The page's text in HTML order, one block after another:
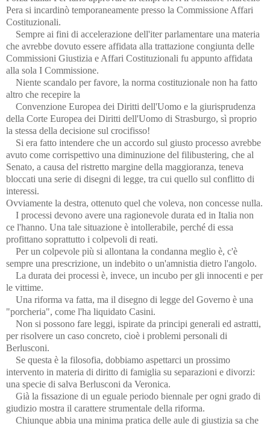
Pera si incardinò temporaneamente presso la Commissione Affari
Costituzionali.
Sempre ai fini di accelerazione dell'iter parlamentare una materia
che avrebbe dovuto essere affidata alla trattazione congiunta delle
Commissioni Giustizia e Affari Costituzionali fu appunto affidata
alla sola I Commissione.
Niente scandalo per favore, la norma costituzionale non ha fatto
altro che recepire la
Convenzione Europea dei Diritti dell'Uomo e la giurisprudenza
della Corte Europea dei Diritti dell'Uomo di Strasburgo, sì proprio
la stessa della decisione sul crocifisso!
Si era fatto intendere che un accordo sul giusto processo avrebbe
avuto come corrispettivo una diminuzione del filibustering, che al
Senato, a causa del ristretto margine della maggioranza, teneva
bloccati una serie di disegni di legge, tra cui quello sul conflitto di
interessi.
Ovviamente la destra, ottenuto quel che voleva, non concesse nulla.
I processi devono avere una ragionevole durata ed in Italia non
ce l'hanno. Una tale situazione è intollerabile, perché di essa
profittano soprattutto i colpevoli di reati.
Per un colpevole più si allontana la condanna meglio è, c'è
sempre una prescrizione, un indebito o un'amnistia dietro l'angolo.
La durata dei processi è, invece, un incubo per gli innocenti e per
le vittime.
Una riforma va fatta, ma il disegno di legge del Governo è una
"porcheria", come l'ha liquidato Casini.
Non si possono fare leggi, ispirate da principi generali ed astratti,
per risolvere un caso concreto, cioè i problemi personali di
Berlusconi.
Se questa è la filosofia, dobbiamo aspettarci un prossimo
intervento in materia di diritto di famiglia su separazioni e divorzi:
una specie di salva Berlusconi da Veronica.
Già la fissazione di un eguale periodo biennale per ogni grado di
giudizio mostra il carattere strumentale della riforma.
Chiunque abbia una minima pratica delle aule di giustizia sa che